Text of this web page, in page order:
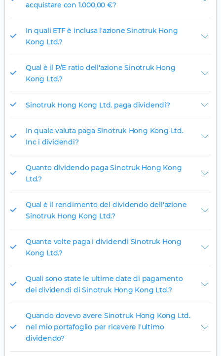
acquistare con 1.000,00 €?
In quali ETF è inclusa l'azione Sinotruk Hong
Kong Ltd.?
Qual è il P/E ratio dell'azione Sinotruk Hong
Kong Ltd.?
Sinotruk Hong Kong Ltd. paga dividendi?
In quale valuta paga Sinotruk Hong Kong Ltd.
Inc i dividendi?
Quanto dividendo paga Sinotruk Hong Kong
Ltd.?
Qual è il rendimento del dividendo dell'azione
Sinotruk Hong Kong Ltd.?
Quante volte paga i dividendi Sinotruk Hong
Kong Ltd.?
Quali sono state le ultime date di pagamento
dei dividendi di Sinotruk Hong Kong Ltd.?
Quando dovevo avere Sinotruk Hong Kong Ltd.
nel mio portafoglio per ricevere l'ultimo
dividendo?